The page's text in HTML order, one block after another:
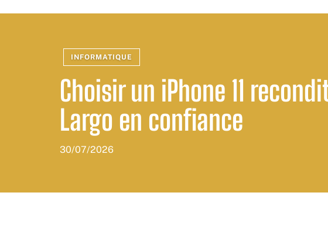
INFORMATIQUE
Choisir un iPhone 11
Largo en confiance
30/07/2026